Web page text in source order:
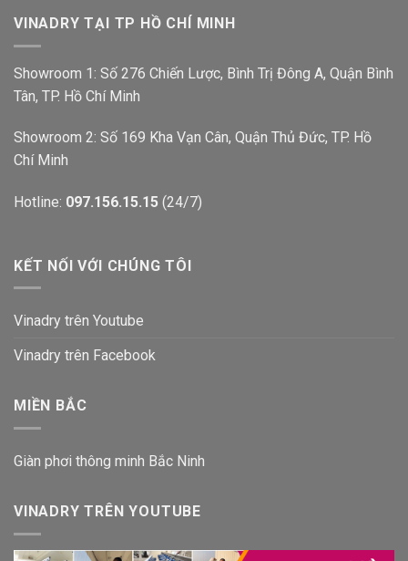
VINADRY TẠI TP HỒ CHÍ MINH
Showroom 1: Số 276 Chiến Lược, Bình Trị Đông A, Quận Bình
Tân, TP. Hồ Chí Minh
Showroom 2: Số 169 Kha Vạn Cân, Quận Thủ Đức, TP. Hồ
Chí Minh
Hotline: 097.156.15.15 (24/7)
KẾT NỐI VỚI CHÚNG TÔI
Vinadry trên Youtube
Vinadry trên Facebook
MIỀN BẮC
Giàn phơi thông minh Bắc Ninh
VINADRY TRÊN YOUTUBE